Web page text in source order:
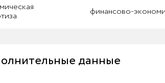
финансово-
данные